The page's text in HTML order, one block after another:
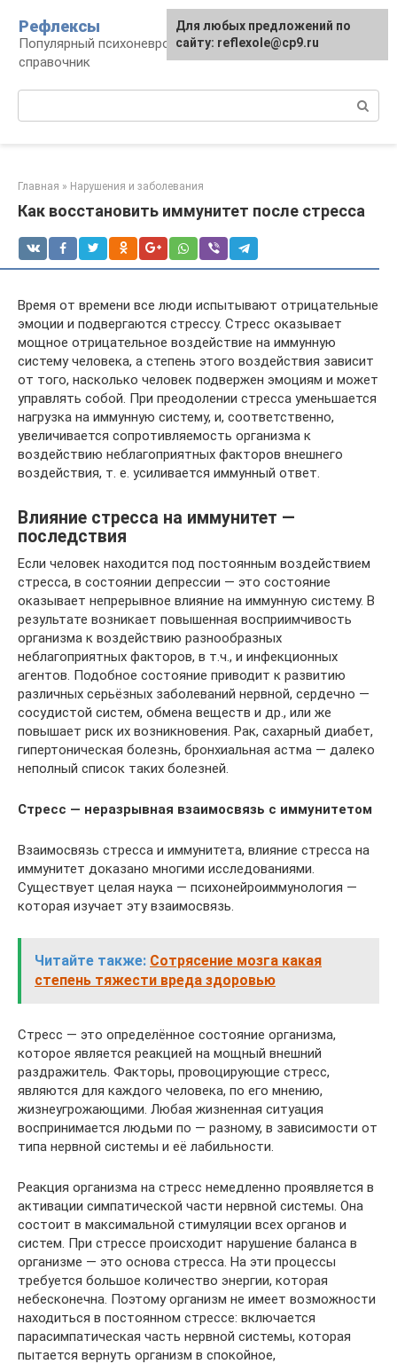
контенту
Рефлексы
Популярный психоневрологический
справочник
Главная » Нарушения и заболевания
Как восстановить иммунитет после стресса
Время от времени все люди испытывают отрицательные
эмоции и подвергаются стрессу. Стресс оказывает
мощное отрицательное воздействие на иммунную
систему человека, а степень этого воздействия зависит
от того, насколько человек подвержен эмоциям и может
управлять собой. При преодолении стресса уменьшается
нагрузка на иммунную систему, и, соответственно,
увеличивается сопротивляемость организма к
воздействию неблагоприятных факторов внешнего
воздействия, т. е. усиливается иммунный ответ.
Влияние стресса на иммунитет —
последствия
Если человек находится под постоянным воздействием
стресса, в состоянии депрессии — это состояние
оказывает непрерывное влияние на иммунную систему. В
результате возникает повышенная восприимчивость
организма к воздействию разнообразных
неблагоприятных факторов, в т.ч., и инфекционных
агентов. Подобное состояние приводит к развитию
различных серьёзных заболеваний нервной, сердечно —
сосудистой систем, обмена веществ и др., или же
повышает риск их возникновения. Рак, сахарный диабет,
гипертоническая болезнь, бронхиальная астма — далеко
неполный список таких болезней.
Стресс — неразрывная взаимосвязь с иммунитетом
Взаимосвязь стресса и иммунитета, влияние стресса на
иммунитет доказано многими исследованиями.
Существует целая наука — психонейроиммунология —
которая изучает эту взаимосвязь.
Читайте также: Сотрясение мозга какая
степень тяжести вреда здоровью
Стресс — это определённое состояние организма,
которое является реакцией на мощный внешний
раздражитель. Факторы, провоцирующие стресс,
являются для каждого человека, по его мнению,
жизнеугрожающими. Любая жизненная ситуация
воспринимается людьми по — разному, в зависимости от
типа нервной системы и её лабильности.
Реакция организма на стресс немедленно проявляется в
активации симпатической части нервной системы. Она
состоит в максимальной стимуляции всех органов и
систем. При стрессе происходит нарушение баланса в
организме — это основа стресса. На эти процессы
требуется большое количество энергии, которая
небесконечна. Поэтому организм не имеет возможности
находиться в постоянном стрессе: включается
парасимпатическая часть нервной системы, которая
пытается вернуть организм в спокойное,
Для любых предложений по
сайту: reflexole@cp9.ru